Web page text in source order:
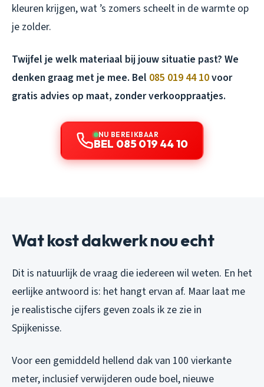
kleuren krijgen, wat ’s zomers scheelt in de warmte op
je zolder.
Twijfel je welk materiaal bij jouw situatie past? We
denken graag met je mee. Bel 085 019 44 10voor
gratis advies op maat, zonder verkooppraatjes.
NU BEREIKBAAR
BEL 085 019 44 10
Wat kost dakwerk nou echt
Dit is natuurlijk de vraag die iedereen wil weten. En het
eerlijke antwoord is: het hangt ervan af. Maar laat me
je realistische cijfers geven zoals ik ze zie in
Spijkenisse.
Voor een gemiddeld hellend dak van 100 vierkante
meter, inclusief verwijderen oude boel, nieuwe